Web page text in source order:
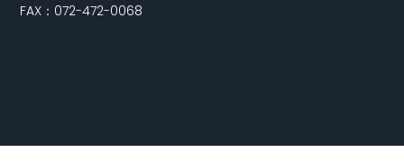
FAX：072-472-0068